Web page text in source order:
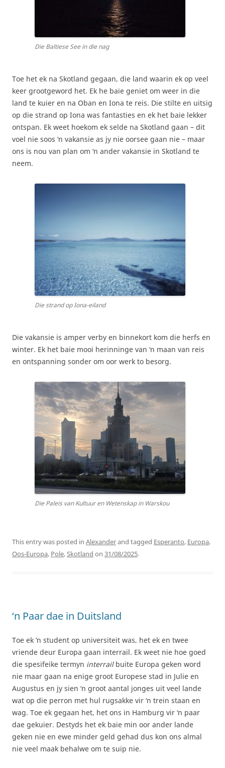
Die Baltiese See in die nag
Toe het ek na Skotland gegaan, die land waarin ek op veel
keer grootgeword het. Ek he baie geniet om weer in die
land te kuier en na Oban en Iona te reis. Die stilte en uitsig
op die strand op Iona was fantasties en ek het baie lekker
ontspan. Ek weet hoekom ek selde na Skotland gaan – dit
voel nie soos ‘n vakansie as jy nie oorsee gaan nie – maar
ons is nou van plan om ‘n ander vakansie in Skotland te
neem.
Die strand op Iona-eiland
Die vakansie is amper verby en binnekort kom die herfs en
winter. Ek het baie mooi herinninge van ‘n maan van reis
en ontspanning sonder om oor werk to besorg.
Die Paleis van Kultuur en Wetenskap in Warskou
This entry was posted in Alexanderand tagged Esperanto, Europa,
Oos-Europa, Pole,Skotland on 31/08/2025.
‘n Paar dae in Duitsland
Toe ek ‘n student op universiteit was, het ek en twee
vriende deur Europa gaan interrail. Ek weet nie hoe goed
die spesifeike termyn interrailbuite Europa geken word
nie maar gaan na enige groot Europese stad in Julie en
Augustus en jy sien ‘n groot aantal jonges uit veel lande
wat op die perron met hul rugsakke vir ‘n trein staan en
wag. Toe ek gegaan het, het ons in Hamburg vir ‘n paar
dae gekuier. Destyds het ek baie min oor ander lande
geken nie en ewe minder geld gehad dus kon ons almal
nie veel maak behalwe om te suip nie.